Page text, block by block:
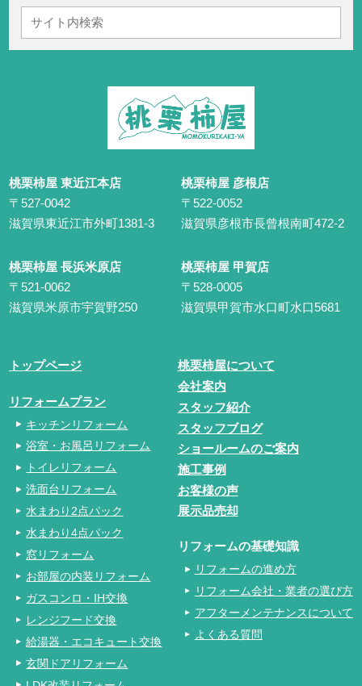
桃栗柿屋 東近江本店
〒527-0042
滋賀県東近江市外町1381-3
桃栗柿屋 彦根店
〒522-0052
滋賀県彦根市長曾根南町472-2
桃栗柿屋 長浜米原店
〒521-0062
滋賀県米原市宇賀野250
桃栗柿屋 甲賀店
〒528-0005
滋賀県甲賀市水口町水口5681
トップページ
リフォームプラン
キッチンリフォーム
浴室・お風呂リフォーム
トイレリフォーム
洗面台リフォーム
水まわり2点パック
水まわり4点パック
窓リフォーム
お部屋の内装リフォーム
ガスコンロ・IH交換
レンジフード交換
給湯器・エコキュート交換
玄関ドアリフォーム
桃栗柿屋について
会社案内
スタッフ紹介
スタッフブログ
ショールームのご案内
施工事例
お客様の声
展示品売却
リフォームの基礎知識
リフォームの進め方
リフォーム会社・業者の選び方
アフターメンテナンスについて
よくある質問